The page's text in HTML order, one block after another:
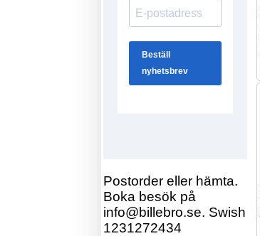
Postorder eller hämta.
Boka besök på
info@billebro.se. Swish
1231272434